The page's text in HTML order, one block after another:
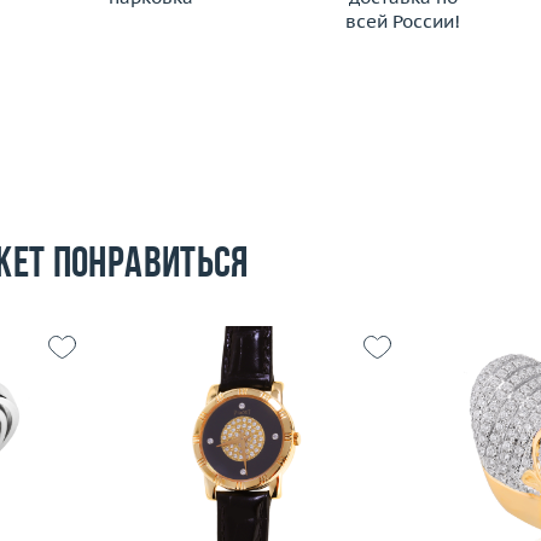
всей России!
понравиться
16.25
Материал
золото 750 пробы
Подробнее
Размер
Вес (г)
Материал